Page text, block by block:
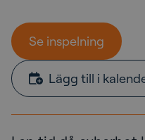
Se inspelning
Lägg till i